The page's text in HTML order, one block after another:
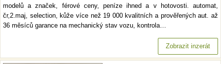
modelů a značek, férové ceny, peníze ihned a v hotovosti. automat,
čr,2.maj, selection, kůže více než 19 000 kvalitních a prověřených aut. až
36 měsíců garance na mechanický stav vozu, kontrola…
Zobrazit inzerát